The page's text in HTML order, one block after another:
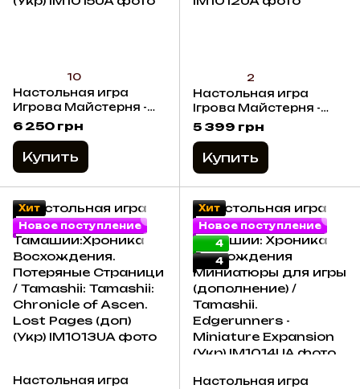
10
Настольная игра
Игрова Майстерня -
Большая драка в
маленьком городе /
Townsfolk Tussle (Укр)
6 250 грн
Купить
2
Настольная игра
Ігрова Майстерня -
Тамашии: Хроника
Восхождения /
Tamashii (Укр)
5 399 грн
Купить
Хит
Новое поступление
Настольная игра
Хит
Новое поступление
4
4
Настольная игра